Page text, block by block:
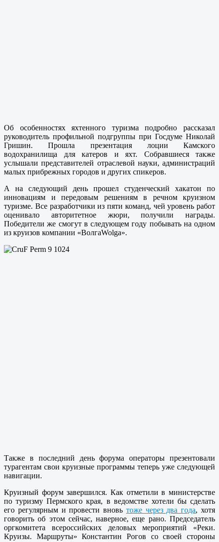
Об особенностях яхтенного туризма подробно рассказал
руководитель профильной подгруппы при Госдуме Николай
Гришин. Прошла презентация лоции Камского
водохранилища для катеров и яхт. Собравшиеся также
услышали представителей отраслевой науки, администраций
малых прибрежных городов и других спикеров.
А на следующий день прошел студенческий хакатон по
инновациям и передовым решениям в речном круизном
туризме. Все разработчики из пяти команд, чей уровень работ
оценивало авторитетное жюри, получили награды.
Победители же смогут в следующем году побывать на одном
из круизов компании «ВолгаWolga».
Также в последний день форума операторы презентовали
турагентам свои круизные программы теперь уже следующей
навигации.
Круизный форум завершился. Как отметили в министерстве
по туризму Пермского края, в ведомстве хотели бы сделать
его регулярным и провести вновь тоже через два года, хотя
говорить об этом сейчас, наверное, еще рано. Председатель
оргкомитета всероссийских деловых мероприятий «Реки.
Круизы. Маршруты» Константин Рогов со своей стороны